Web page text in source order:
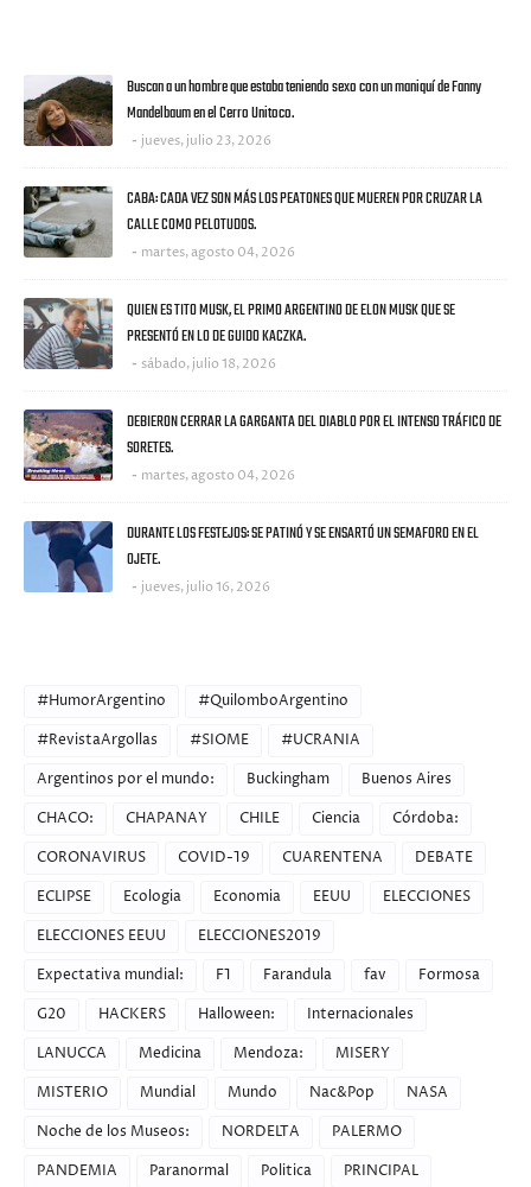
Buscan a un hombre que estaba teniendo sexo con un maniquí de Fanny
Mandelbaum en el Cerro Unitoco.
jueves, julio 23, 2026
CABA: CADA VEZ SON MÁS LOS PEATONES QUE MUEREN POR CRUZAR LA
CALLE COMO PELOTUDOS.
martes, agosto 04, 2026
QUIEN ES TITO MUSK, EL PRIMO ARGENTINO DE ELON MUSK QUE SE
PRESENTÓ EN LO DE GUIDO KACZKA.
sábado, julio 18, 2026
DEBIERON CERRAR LA GARGANTA DEL DIABLO POR EL INTENSO TRÁFICO DE
SORETES.
martes, agosto 04, 2026
DURANTE LOS FESTEJOS: SE PATINÓ Y SE ENSARTÓ UN SEMAFORO EN EL
OJETE.
jueves, julio 16, 2026
#HumorArgentino
#QuilomboArgentino
#RevistaArgollas
#SIOME
#UCRANIA
Argentinos por el mundo:
Buckingham
Buenos Aires
CHACO:
CHAPANAY CHILE Ciencia
Córdoba:
CORONAVIRUS
COVID-19 CUARENTENA
DEBATE
ECLIPSE
Ecologia Economia EEUU
ELECCIONES
ELECCIONES EEUU
ELECCIONES2019
Expectativa mundial:
F1 Farandula fav
Formosa
G20
HACKERS Halloween:
Internacionales
LANUCCA
Medicina Mendoza:
MISERY
MISTERIO
Mundial Mundo Nac&Pop
NASA
Noche de los Museos:
NORDELTA
PALERMO
PANDEMIA
Paranormal Politica PRINCIPAL